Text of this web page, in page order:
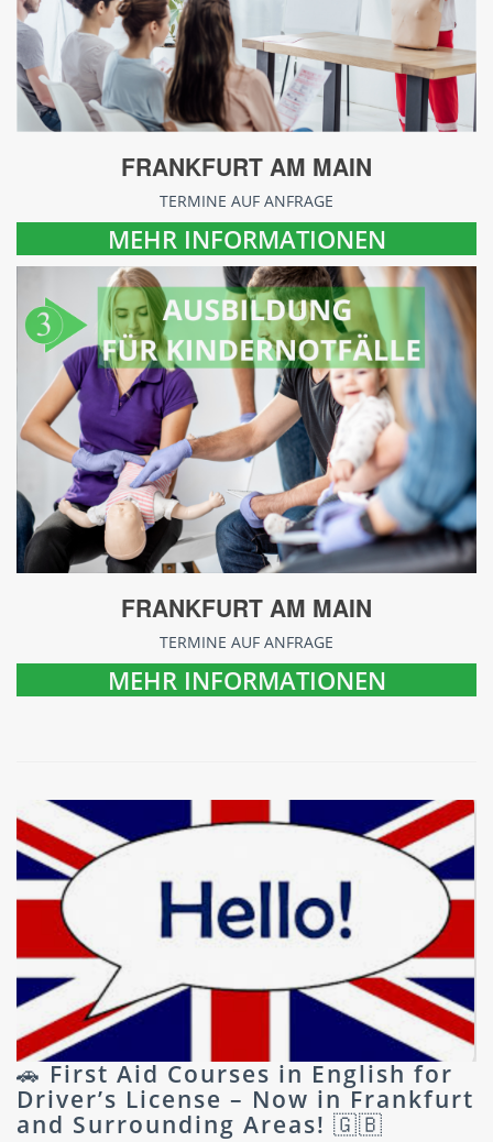
FRANKFURT AM MAIN
TERMINE AUF ANFRAGE
MEHR INFORMATIONEN
FRANKFURT AM MAIN
TERMINE AUF ANFRAGE
MEHR INFORMATIONEN
🚗 First Aid Courses in English for
Driver’s License – Now in Frankfurt
and Surrounding Areas! 🇬🇧